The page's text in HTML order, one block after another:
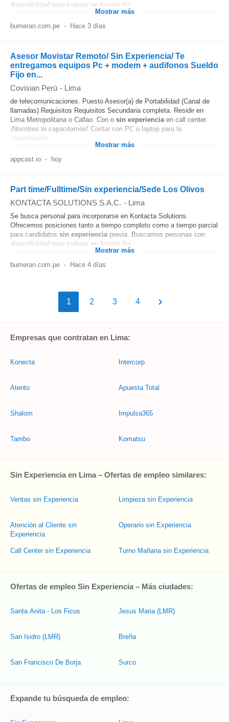
disponibilidad para trabajar en horario fijo...
Mostrar más
bumeran.com.pe - Hace 3 días
Asesor Movistar Remoto/ Sin Experiencia/ Te
entregamos equipos Pc + modem + audifonos Sueldo
Fijo en...
Covisian Perú - Lima
de telecomunicaciones. Puesto Asesor(a) de Portabilidad (Canal de
llamadas) Requisitos Requisitos Secundaria completa. Residir en
Lima Metropolitana o Callao. Con o sin experienciaen call center.
¡Nosotros te capacitamos! Contar con PC o laptop para la
capacitación...
Mostrar más
appcast.io - hoy
Part time/Fulltime/Sin experiencia/Sede Los Olivos
KONTACTA SOLUTIONS S.A.C. - Lima
Se busca personal para incorporarse en Kontacta Solutions.
Ofrecemos posiciones tanto a tiempo completo como a tiempo parcial
para candidatos sin experienciaprevia. Buscamos personas con
disponibilidad para trabajar en horario fijo...
Mostrar más
bumeran.com.pe - Hace 4 días
1 2 3 4
Empresas que contratan en Lima:
Konecta
Atento
Shalom
Tambo
Intercorp
Apuesta Total
Impulsa365
Komatsu
Sin Experiencia en Lima – Ofertas de empleo similares:
Ventas sin Experiencia
Atención al Cliente sin
Experiencia
Call Center sin Experiencia
Limpieza sin Experiencia
Operario sin Experiencia
Turno Mañana sin Experiencia
Ofertas de empleo Sin Experiencia – Más ciudades:
Santa Anita - Los Ficus
San Isidro (LMR)
San Francisco De Borja
Jesus Maria (LMR)
Breña
Surco
Expande tu búsqueda de empleo: